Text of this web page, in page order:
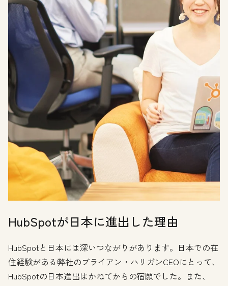
HubSpotが日本に進出した理由
HubSpotと日本には深いつながりがあります。日本での在
住経験がある弊社のブライアン・ハリガンCEOにとって、
HubSpotの日本進出はかねてからの宿願でした。また、